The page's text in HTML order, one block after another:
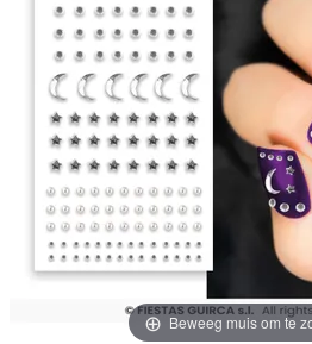
Beweeg muis om te